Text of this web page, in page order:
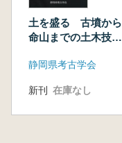
土を盛る 古墳から
命山までの土木技術
静岡県考古学会
新刊 在庫なし